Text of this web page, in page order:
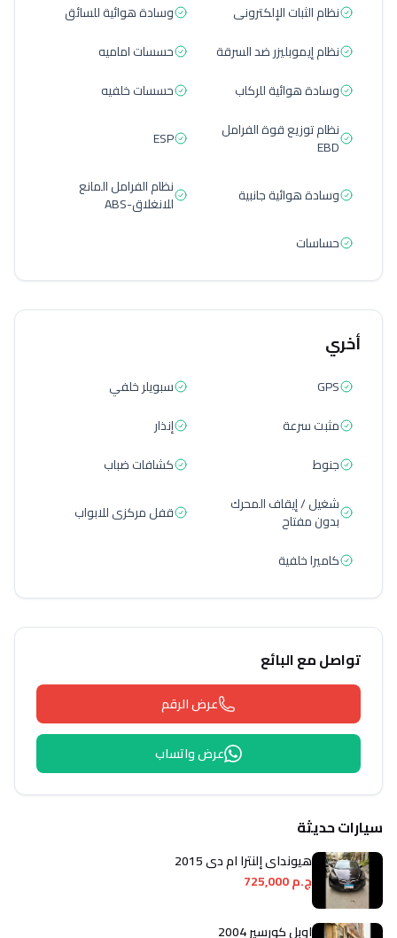
نظام الثبات الإلكترونى
وسادة هوائية للسائق
نظام إيموبليزر ضد السرقة
حسسات اماميه
وسادة هوائية للركاب
حسسات خلفيه
نظام توزيع قوة الفرامل
EBD
ESP
وسادة هوائية جانبية نظام الفرامل المانع
للانغلاق-ABS
حساسات
أخري
GPS
سبويلر خلفي
مثبت سرعة
إنذار
جنوط
كشافات ضباب
شغيل / إيقاف المحرك
بدون مفتاح قفل مركزى للابواب
كاميرا خلفية
تواصل مع البائع
عرض الرقم
عرض واتساب
سيارات حديثة
هيونداي إلنترا ام دى 2015
ج.م 725,000
اوبل كورسير 2004